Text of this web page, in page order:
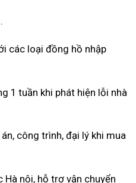
các loại đồng hồ nhập
1 tuần khi phát hiện lỗi nhà
công trình, đại lý khi mua
Hà nội, hỗ trợ vận chuyển